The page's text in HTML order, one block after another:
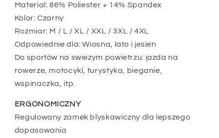
sportów
na
swiezym
powietrzu
sportów
swiezym
powietrzu
Material: 86% Poliester + 14% Spandex
Kolor: Czarny
Rozmiar: M / L / XL / XXL / 3XL / 4XL
Odpowiednie dla: Wiosna, lato i jesien
Do sportów na swiezym powietrzu: jazda na
rowerze, motocykl, turystyka, bieganie,
wspinaczka, itp.
ERGONOMICZNY
Regulowany zamek blyskawiczny dla lepszego
dopasowania